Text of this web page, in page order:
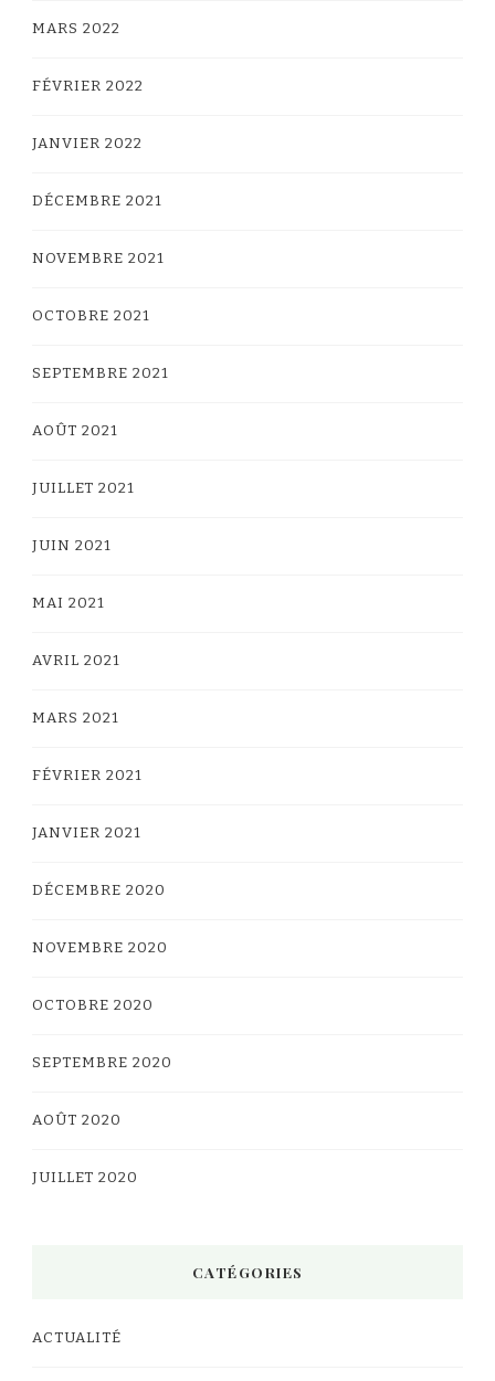
MARS 2022
FÉVRIER 2022
JANVIER 2022
DÉCEMBRE 2021
NOVEMBRE 2021
OCTOBRE 2021
SEPTEMBRE 2021
AOÛT 2021
JUILLET 2021
JUIN 2021
MAI 2021
AVRIL 2021
MARS 2021
FÉVRIER 2021
JANVIER 2021
DÉCEMBRE 2020
NOVEMBRE 2020
OCTOBRE 2020
SEPTEMBRE 2020
AOÛT 2020
JUILLET 2020
CATÉGORIES
ACTUALITÉ